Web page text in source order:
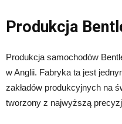
Produkcja
Produkcja samochodów
w Anglii. Fabryka ta jest
zakładów produkcyjnych na
tworzony z najwyższą